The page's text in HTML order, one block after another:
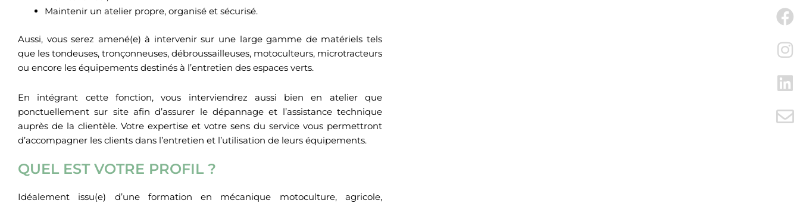
Maintenir un atelier propre, organisé et sécurisé.
Aussi, vous serez amené(e) à intervenir sur une large gamme de matériels tels
que les tondeuses, tronçonneuses, débroussailleuses, motoculteurs, microtracteurs
ou encore les équipements destinés à l’entretien des espaces verts.
En intégrant cette fonction, vous interviendrez aussi bien en atelier que
ponctuellement sur site afin d’assurer le dépannage et l’assistance technique
auprès de la clientèle. Votre expertise et votre sens du service vous permettront
d’accompagner les clients dans l’entretien et l’utilisation de leurs équipements.
QUEL EST VOTRE PROFIL ?
Idéalement issu(e) d’une formation en mécanique motoculture, agricole,